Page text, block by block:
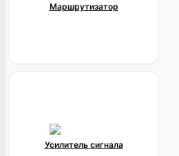
Маршрутизатор
Усилитель сигнала